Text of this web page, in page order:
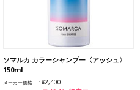
ソマルカ カラーシャンプー〈アッシュ〉
150ml
メーカー価格 ¥2,400